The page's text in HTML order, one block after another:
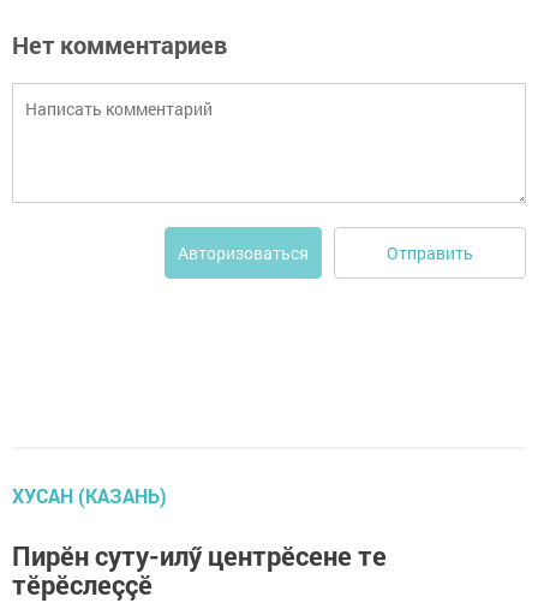
Нет комментариев
Авторизоваться Отправить
ХУСАН (КАЗАНЬ)
Пирӗн суту-илӳ центрӗсене те
тӗрӗслеççӗ